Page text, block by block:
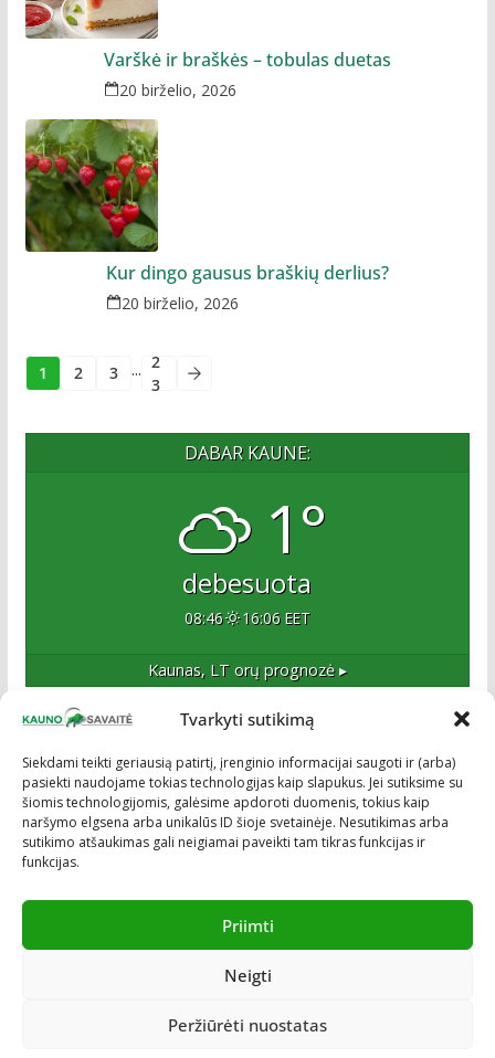
Tvarkyti sutikimą
Siekdami teikti geriausią patirtį, įrenginio informacijai saugoti ir (arba)
pasiekti naudojame tokias technologijas kaip slapukus. Jei sutiksime su
šiomis technologijomis, galėsime apdoroti duomenis, tokius kaip
naršymo elgsena arba unikalūs ID šioje svetainėje. Nesutikimas arba
sutikimo atšaukimas gali neigiamai paveikti tam tikras funkcijas ir
funkcijas.
Priimti
Neigti
Peržiūrėti nuostatas
Varškė ir braškės – tobulas duetas
20 birželio, 2026
Kur dingo gausus braškių derlius?
20 birželio, 2026
1 2 3 ... 2
3
DABAR KAUNE:
1°
debesuota
08:46 16:06 EET
Kaunas, LTorų prognozė ▸
Esame naujas Kaune, tačiau veržlus ir profesionalus
kolektyvas. Ne naujokai žiniasklaidoje. Į Kauną
žengiame tvirtai įsitikinę savo sėkme.
Visos teisės saugomos © ON MEDIA. Sukurta naudojant